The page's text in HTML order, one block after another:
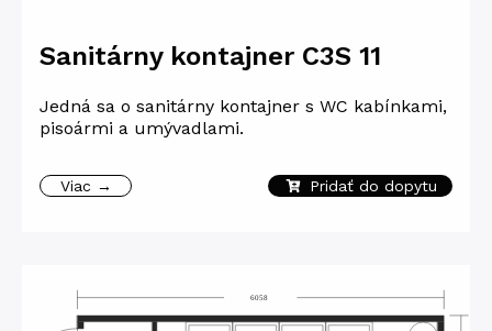
Sanitárny kontajner C3S 11
Jedná sa o sanitárny kontajner s WC kabínkami,
pisoármi a umývadlami.
Viac → Pridať do dopytu